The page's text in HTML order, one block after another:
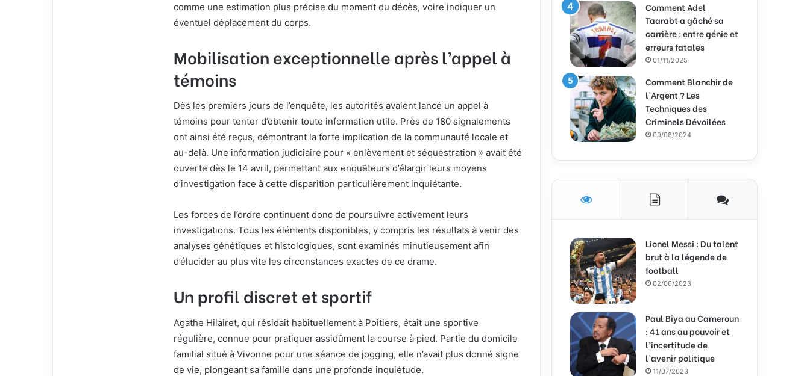
comme une estimation plus précise du moment du décès, voire indiquer un
éventuel déplacement du corps.
Mobilisation exceptionnelle après l’appel à
témoins
Dès les premiers jours de l’enquête, les autorités avaient lancé un appel à
témoins pour tenter d’obtenir toute information utile. Près de 180 signalements
ont ainsi été reçus, démontrant la forte implication de la communauté locale et
au-delà. Une information judiciaire pour « enlèvement et séquestration » avait été
ouverte dès le 14 avril, permettant aux enquêteurs d’élargir leurs moyens
d’investigation face à cette disparition particulièrement inquiétante.
Les forces de l’ordre continuent donc de poursuivre activement leurs
investigations. Tous les éléments disponibles, y compris les résultats à venir des
analyses génétiques et histologiques, sont examinés minutieusement afin
d’élucider au plus vite les circonstances exactes de ce drame.
Un profil discret et sportif
Agathe Hilairet, qui résidait habituellement à Poitiers, était une sportive
régulière, connue pour pratiquer assidûment la course à pied. Partie du domicile
familial situé à Vivonne pour une séance de jogging, elle n’avait plus donné signe
de vie, plongeant sa famille dans une profonde inquiétude.
Comment Adel
Taarabt a gâché sa
carrière : entre génie et
erreurs fatales
01/11/2025
Comment Blanchir de
l’Argent ? Les
Techniques des
Criminels Dévoilées
09/08/2024
Lionel Messi : Du talent
brut à la légende de
football
02/06/2023
Paul Biya au Cameroun
: 41 ans au pouvoir et
l’incertitude de
l’avenir politique
11/07/2023